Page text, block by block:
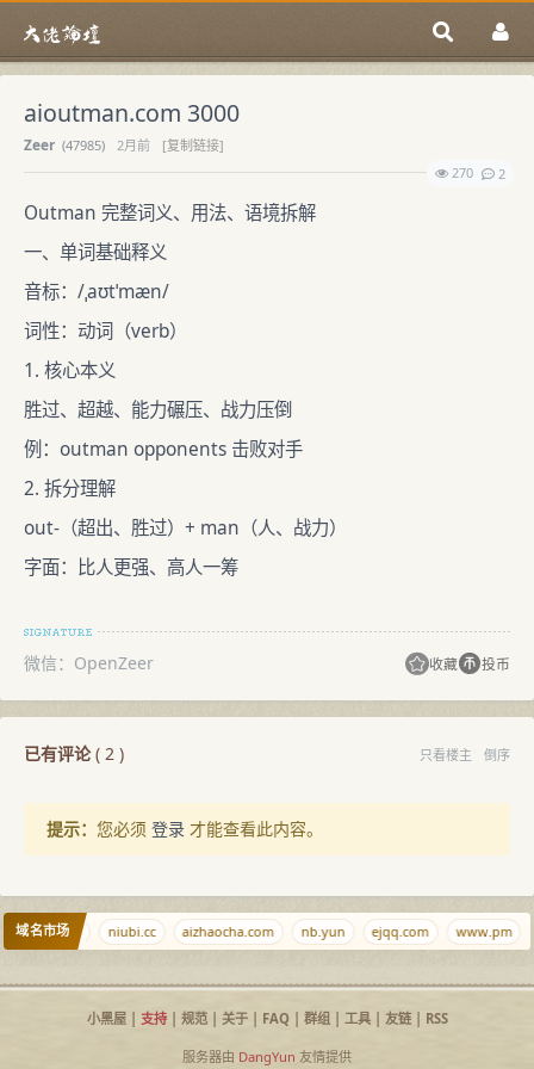
aioutman.com 3000
Zeer (47985) 2月前
[复制链接]
270
2
Outman 完整词义、用法、语境拆解
一、单词基础释义
音标：/ˌaʊtˈmæn/
词性：动词（verb）
1. 核心本义
胜过、超越、能力碾压、战力压倒
例：outman opponents 击败对手
2. 拆分理解
out-（超出、胜过）+ man（人、战力）
字面：比人更强、高人一筹
微信：OpenZeer 收藏 投币
已有评论( 2 ) 只看楼主 倒序
提示： 您必须 登录 才能查看此内容。
域名市场
ciyuan.dog niubi.cc aizhaocha.com nb.yun ejqq.com www.pm
小黑屋| 支持| 规范| 关于| FAQ| 群组| 工具| 友链| RSS
服务器由 DangYun 友情提供